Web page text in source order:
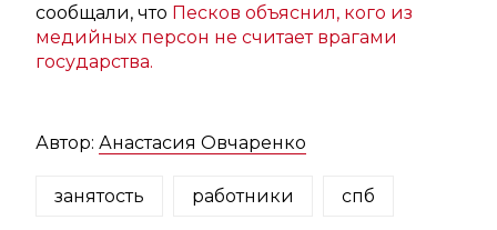
сообщали, что Песков объяснил, кого из
медийных персон не считает врагами
государства.
Автор: Анастасия Овчаренко
занятость работники спб